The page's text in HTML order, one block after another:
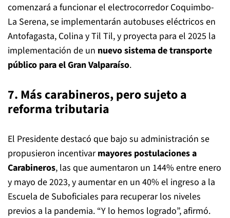
comenzará a funcionar el electrocorredor Coquimbo-
La Serena, se implementarán autobuses eléctricos en
Antofagasta, Colina y Til Til, y proyecta para el 2025 la
implementación de un nuevo sistema de transporte
público para el Gran Valparaíso.
7. Más carabineros, pero sujeto a
reforma tributaria
El Presidente destacó que bajo su administración se
propusieron incentivarmayores postulaciones a
Carabineros, las que aumentaron un 144% entre enero
y mayo de 2023, y aumentar en un 40% el ingreso a la
Escuela de Suboficiales para recuperar los niveles
previos a la pandemia. “Y lo hemos logrado”, afirmó.